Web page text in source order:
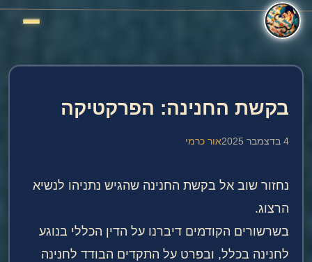
בקשת החנינה: הפרקטיקה
4 בדצמבר 2025 אור כרמי
נחזור שוב אל בקשת החנינה שהגיש נתניהו לנשיא
הרצוג.
בשרשורים הקודמים דיברנו על הדין הכללי בנוגע
לחנינה בכלל, ובפרט על התקדים הבודד לחנינה